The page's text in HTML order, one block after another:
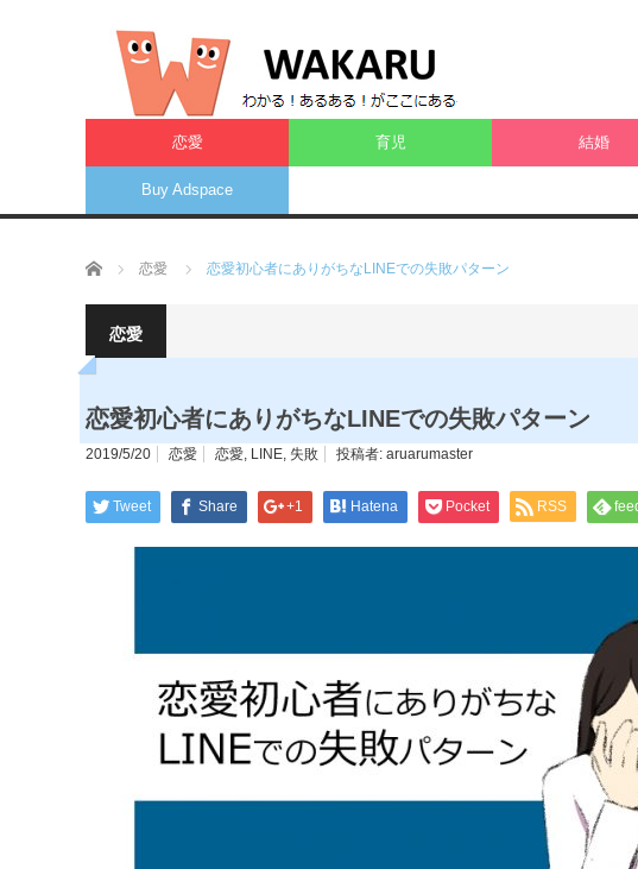
恋愛 育児 結婚
Buy Adspace
ホーム 恋愛 恋愛初心者にありがちなLINEでの失敗パターン
恋愛
恋愛初心者にありがちなLINEでの失敗パターン
2019/5/20 恋愛 恋愛, LINE, 失敗 投稿者: aruarumaster
Tweet Share +1 Hatena Pocket RSS